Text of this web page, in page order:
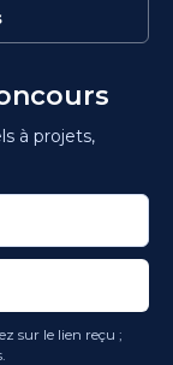
à projets,
sur le lien reçu ;